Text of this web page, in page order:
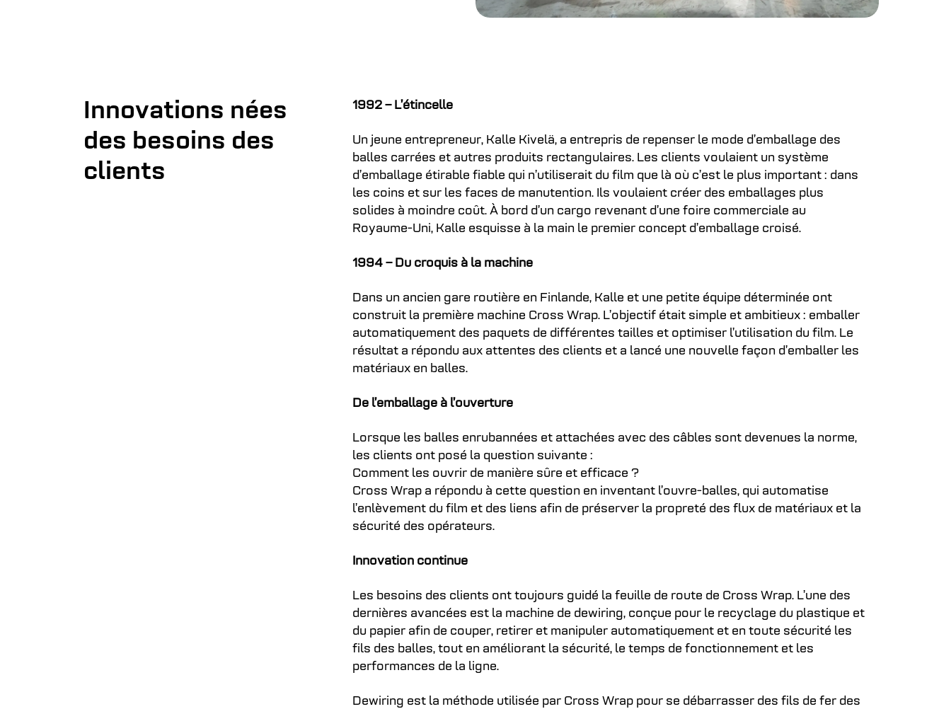
Innovations nées
des besoins des
clients
1992 – L’étincelle
Un jeune entrepreneur, Kalle Kivelä, a entrepris de repenser le mode d’emballage des
balles carrées et autres produits rectangulaires. Les clients voulaient un système
d’emballage étirable fiable qui n’utiliserait du film que là où c’est le plus important : dans
les coins et sur les faces de manutention. Ils voulaient créer des emballages plus
solides à moindre coût. À bord d’un cargo revenant d’une foire commerciale au
Royaume-Uni, Kalle esquisse à la main le premier concept d’emballage croisé.
1994 – Du croquis à la machine
Dans un ancien gare routière en Finlande, Kalle et une petite équipe déterminée ont
construit la première machine Cross Wrap. L’objectif était simple et ambitieux : emballer
automatiquement des paquets de différentes tailles et optimiser l’utilisation du film. Le
résultat a répondu aux attentes des clients et a lancé une nouvelle façon d’emballer les
matériaux en balles.
De l’emballage à l’ouverture
Lorsque les balles enrubannées et attachées avec des câbles sont devenues la norme,
les clients ont posé la question suivante :
Comment les ouvrir de manière sûre et efficace ?
Cross Wrap a répondu à cette question en inventant l’ouvre-balles, qui automatise
l’enlèvement du film et des liens afin de préserver la propreté des flux de matériaux et la
sécurité des opérateurs.
Innovation continue
Les besoins des clients ont toujours guidé la feuille de route de Cross Wrap. L’une des
dernières avancées est la machine de dewiring, conçue pour le recyclage du plastique et
du papier afin de couper, retirer et manipuler automatiquement et en toute sécurité les
fils des balles, tout en améliorant la sécurité, le temps de fonctionnement et les
performances de la ligne.
Dewiring est la méthode utilisée par Cross Wrap pour se débarrasser des fils de fer des